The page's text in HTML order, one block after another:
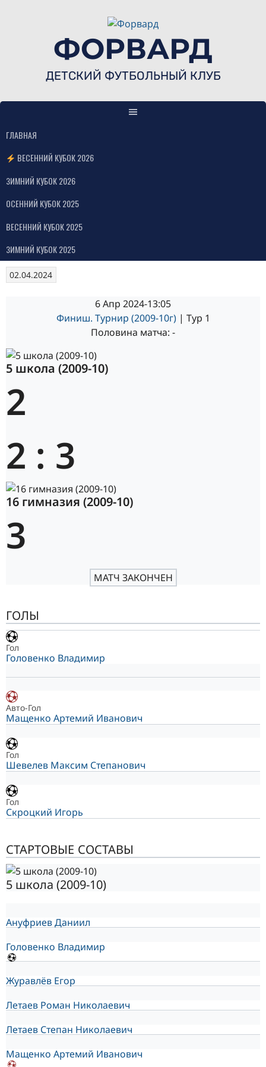
ФОРВАРД
ДЕТСКИЙ ФУТБОЛЬНЫЙ КЛУБ
ГЛАВНАЯ
ВЕСЕННИЙ КУБОК 2026
ЗИМНИЙ КУБОК 2026
ОСЕННИЙ КУБОК 2025
ВЕСЕННИЙ КУБОК 2025
ЗИМНИЙ КУБОК 2025
02.04.2024
6 Апр 2024-13:05
Финиш. Турнир (2009-10г) | Тур 1
Половина матча: -
5 школа (2009-10)
2
2 : 3
16 гимназия (2009-10)
3
МАТЧ ЗАКОНЧЕН
ГОЛЫ
Гол
Головенко Владимир
Авто-Гол
Мащенко Артемий Иванович
Гол
Шевелев Максим Степанович
Гол
Скроцкий Игорь
СТАРТОВЫЕ СОСТАВЫ
5 школа (2009-10)
Ануфриев Даниил
Головенко Владимир
Журавлёв Егор
Летаев Роман Николаевич
Летаев Степан Николаевич
Мащенко Артемий Иванович